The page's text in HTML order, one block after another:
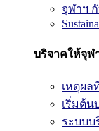
จุฬาฯ
บริจาคให้จุฬ
เหตุผล
เริ่มต้น
ระบบบ